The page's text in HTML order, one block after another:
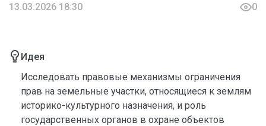
13.03.2026 18:30 0
Идея
Исследовать правовые механизмы ограничения
прав на земельные участки, относящиеся к землям
историко-культурного назначения, и роль
государственных органов в охране объектов